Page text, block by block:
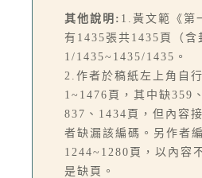
其他說明: 1.黃文範《第
有1435張共1435頁（含
1/1435~1435/1435。
2.作者於稿紙左上角自
1~1476頁，其中缺359
837、1434頁，但內容
者缺漏該編碼。另作者
1244~1280頁，以內容
是缺頁。